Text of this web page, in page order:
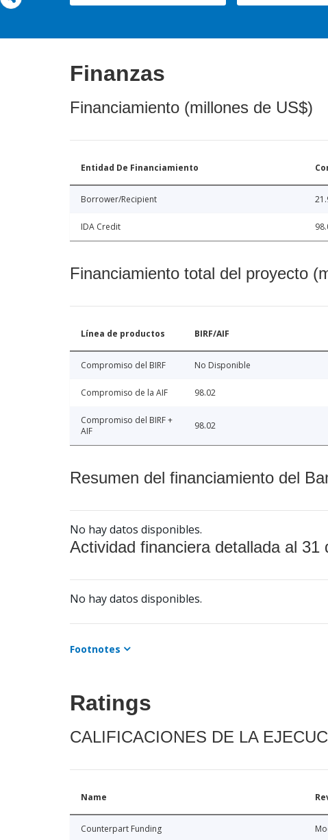
Finanzas
Financiamiento (millones de US$)
Entidad De Financiamiento
Borrower/Recipient
IDA Credit
Financiamiento total del proyecto
Línea de productos BIRF/AIF
Compromiso del BIRF No Disponible
Compromiso de la AIF 98.02
Compromiso del BIRF +
AIF
98.02
Resumen del financiamiento del
No hay datos disponibles.
Actividad financiera detallada al 31
No hay datos disponibles.
Footnotes
Ratings
CALIFICACIONES DE LA
Name
Counterpart Funding